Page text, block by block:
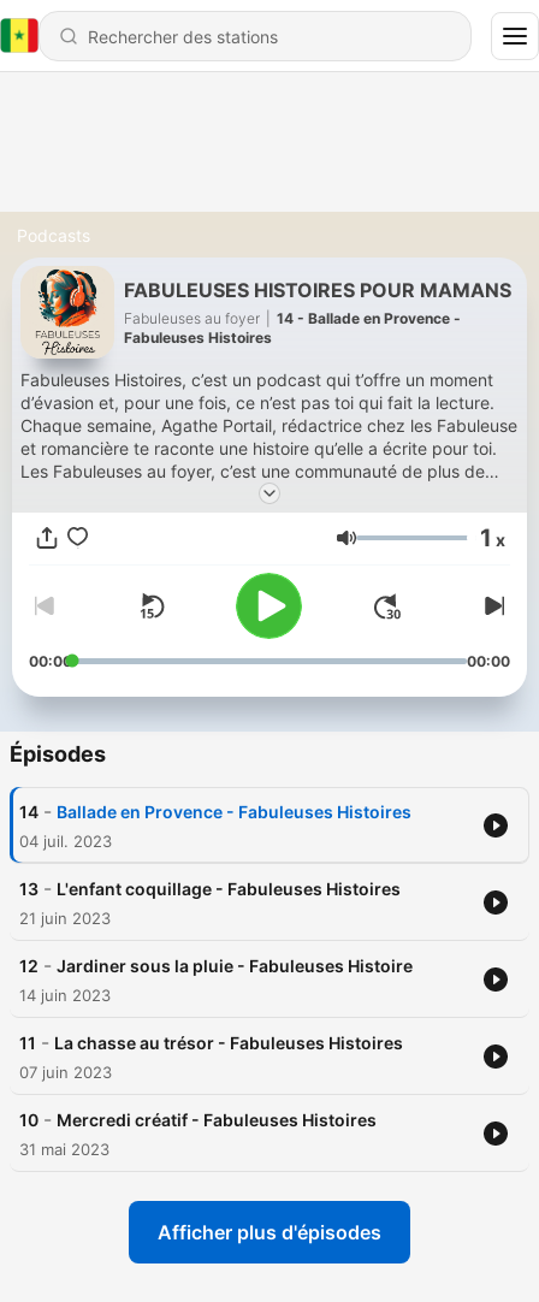
Podcasts
FABULEUSES HISTOIRES POUR MAMANS
Fabuleuses au foyer
14 - Ballade en Provence -
Fabuleuses Histoires
Fabuleuses Histoires, c’est un podcast qui t’offre un moment
d’évasion et, pour une fois, ce n’est pas toi qui fait la lecture.
Chaque semaine, Agathe Portail, rédactrice chez les Fabuleuse
et romancière te raconte une histoire qu’elle a écrite pour toi.
Les Fabuleuses au foyer, c’est une communauté de plus de
150.000 mamans qui chaque jour reçoivent un encouragement
au saut du lit, un blog avec plus de 15 000 articles, pour une
seule mission : prendre soin de la santé émotionnelle des
Fabuleuse, et que vraiment ça change tout.
Volume 1 x
00:00 00:00
Épisodes
14 - Ballade en Provence - Fabuleuses Histoires
04 juil. 2023
13 - L'enfant coquillage - Fabuleuses Histoires
21 juin 2023
12 - Jardiner sous la pluie - Fabuleuses Histoire
14 juin 2023
11 - La chasse au trésor - Fabuleuses Histoires
07 juin 2023
10 - Mercredi créatif - Fabuleuses Histoires
31 mai 2023
Afficher plus d'épisodes